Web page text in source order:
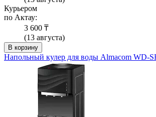
Курьером
по Актау:
3 600 ₸
(13 августа)
В корзину
Напольный кулер для воды Almacom WD-